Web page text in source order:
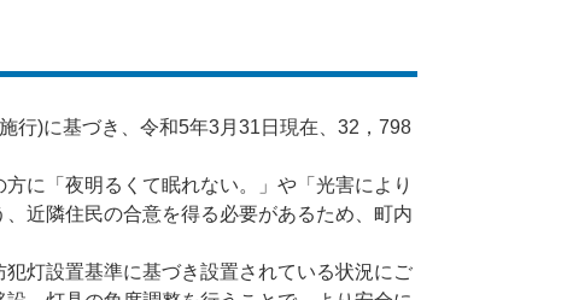
行)に基づき、令和5年3月31日現在、32，798
に「夜明るくて眠れない。」や「光害により
近隣住民の合意を得る必要があるため、町内
灯設置基準に基づき設置されている状況にご